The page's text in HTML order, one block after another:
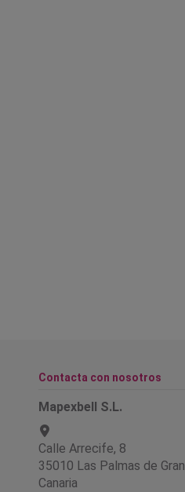
Contacta con nosotros
Mapexbell S.L.
Calle Arrecife, 8
35010 Las Palmas de Gran
Canaria